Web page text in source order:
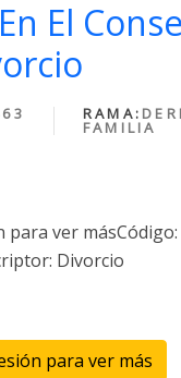
El
RAMA:
FAMILIA
para ver
Divorcio
para ver más